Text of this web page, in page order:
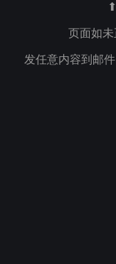
页面如
发任意内容到邮件